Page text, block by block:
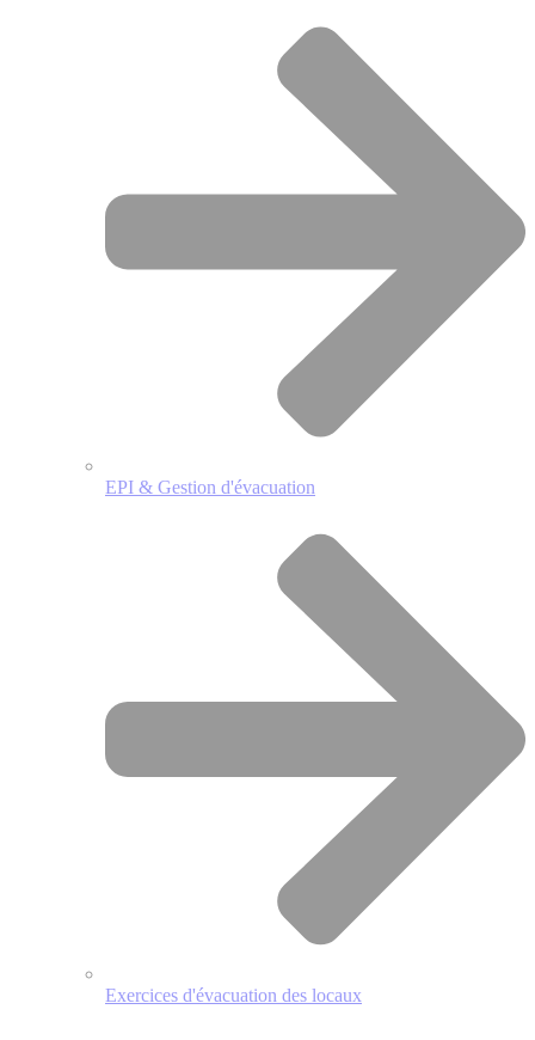
EPI & Gestion d'évacuation
Exercices d'évacuation des locaux